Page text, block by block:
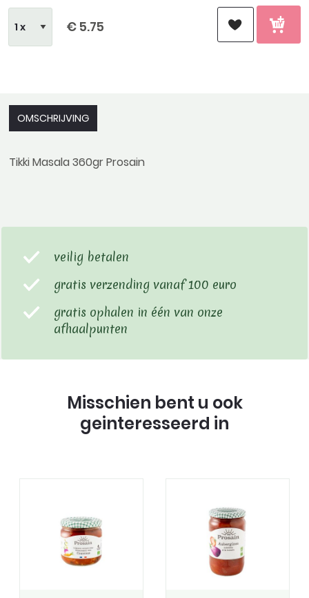
€ 5.75
OMSCHRIJVING
Tikki Masala 360gr Prosain
veilig betalen
gratis verzending vanaf 100 euro
gratis ophalen in één van onze
afhaalpunten
Misschien bent u ook
geinteresseerd in